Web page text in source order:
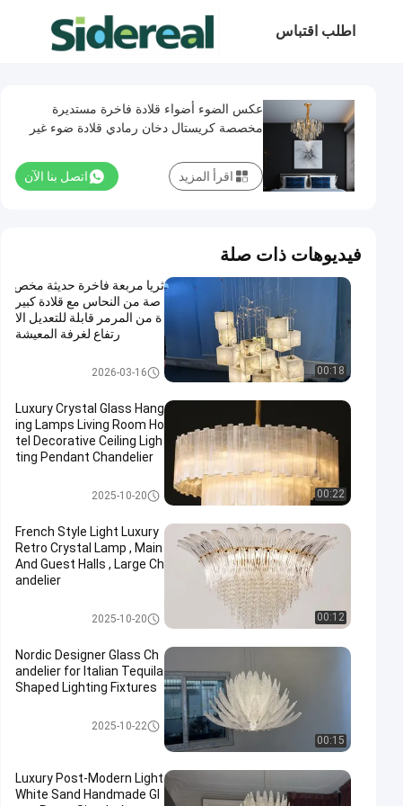
اطلب اقتباس
عكس الضوء أضواء قلادة فاخرة مستديرة
مخصصة كريستال دخان رمادي قلادة ضوء غير
اتصل بنا الآن اقرأ المزيد
فيديوهات ذات صلة
00:18
ثريا مربعة فاخرة حديثة مخص
صة من النحاس مع قلادة كبير
ة من المرمر قابلة للتعديل الا
رتفاع لغرفة المعيشة
ثريا كريستال حديثة2026-03-16
00:22
Luxury Crystal Glass Hang
ing Lamps Living Room Ho
tel Decorative Ceiling Ligh
ting Pendant Chandelier
ثريا كريستال حديثة2025-10-20
00:12
French Style Light Luxury
Retro Crystal Lamp , Main
And Guest Halls , Large Ch
andelier
ثريا كريستال حديثة2025-10-20
00:15
Nordic Designer Glass Ch
andelier for Italian Tequila
Shaped Lighting Fixtures
ثريا كريستال حديثة2025-10-22
Luxury Post-Modern Light
White Sand Handmade Gl